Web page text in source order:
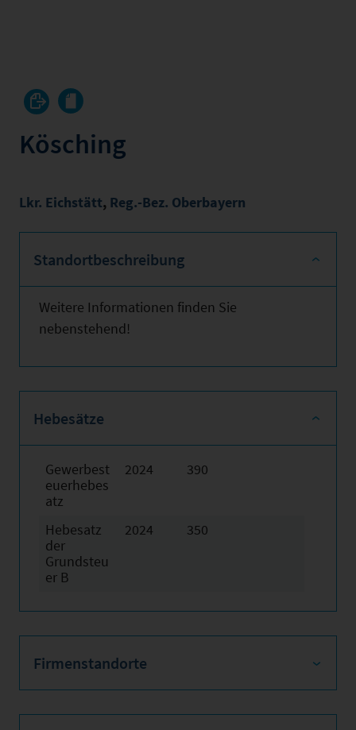
Kösching
Lkr. Eichstätt, Reg.-Bez. Oberbayern
Standortbeschreibung
Weitere Informationen finden Sie
nebenstehend!
Hebesätze
Gewerbest
euerhebes
atz
2024 390
Hebesatz
der
Grundsteu
er B
2024 350
Firmenstandorte